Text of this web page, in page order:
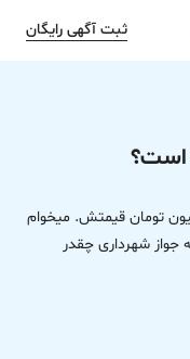
ثبت آگهی رایگان
است؟
235 متر زمین دارم. متری 8 میلیون تومان قیمتش. میخوام
جواز شهرداری چقدر